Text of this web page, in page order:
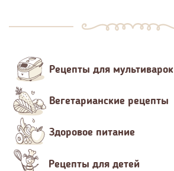
Рецепты для мультиварок
Вегетарианские рецепты
Здоровое питание
Рецепты для детей